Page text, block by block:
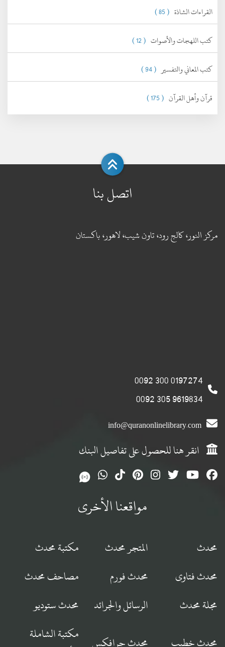
القراءات الشاذة ( 85 )
كتب اللهجات والأصوات ( 12 )
كتب المعاني والتفسير ( 94 )
قرآن وأهل القرآن ( 175 )
اتصل بنا
مركز النور، كالج رود، تاون شيب، لاهور، باكستان
0197274 300 0092
9619834 305 0092
info@quranonlinelibrary.com
انقر هنا للحصول على تفاصيل البنك
مواقعنا الأخرى
محدث المتجر محدث
مكتبة محدث
محدث فتاوى
محدث فورم
مصاحف محدث
مجلة محدث
الرسائل والجرائد محدث ستوديو
محدث خطيب محدث جرافكس
مكتبة الشاملة